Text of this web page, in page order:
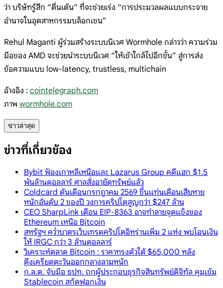
ว่า บริษัทรู้สึก “ตื่นเต้น” ที่จะช่วยเร่ง “การประมวลผลแบบกระจาย
อำนาจในอุตสาหกรรมบล็อกเชน”
Rehul Maganti ผู้ร่วมสร้างระบบนิเวศ Wormhole กล่าวว่า ความร่วม
มือของ AMD จะช่วยนำระบบนิเวศ “ให้เข้าใกล้ไปอีกขั้น” สู่การส่ง
ข้อความแบบ low-latency, trustless, multichain
อ้างอิง : cointelegraph.com
ภาพ wormhole.com
ข่าวล่าสุด
ข่าวที่เกี่ยวข้อง
Bybit ฟ้องเกาหลีเหนือและ Lazarus Group คดีแฮก $1.5
พันล้านดอลลาร์ ศาลสั่งอายัดทรัพย์แล้ว
Coldcard ดันเดือนกรกฎาคม 2569 ขึ้นแท่นเดือนเสียหาย
หนักอันดับ 2 ของปี วงการคริปโตสูญกว่า $247 ล้าน
CEO SharpLink เตือน EIP-8363 อาจทำลายจุดแข็งของ
Ethereum เหนือ Bitcoin
สหรัฐฯ คว่ำบาตรเว็บเทรดคริปโตอิหร่านเพิ่ม 2 แห่ง พบโอนเงิน
ให้ IRGC กว่า 3 ล้านดอลลาร์
วิเคราะห์ตลาด Bitcoin : ราคาทรงตัวใต้ $65,000 หลัง
ตึงเครียดตะวันออกกลางลามหนัก
ก.ล.ต. จับมือ ธปท. ถกผู้ประกอบธุรกิจสินทรัพย์ดิจิทัล คุมเข้ม
Stablecoin สกัดฟอกเงิน